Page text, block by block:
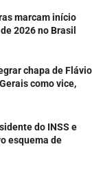
marcam início
2026 no Brasil
chapa de Flávio
como vice,
do INSS e
esquema de